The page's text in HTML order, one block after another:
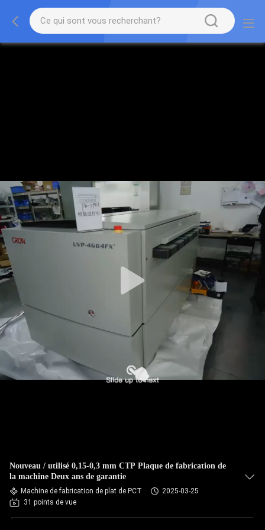
Nouveau / utilisé 0,15-0,3 mm CTP Plaque de fabrication de
la machine Deux ans de garantie
Machine de fabrication de plat de PCT
2025-03-25
31 points de vue